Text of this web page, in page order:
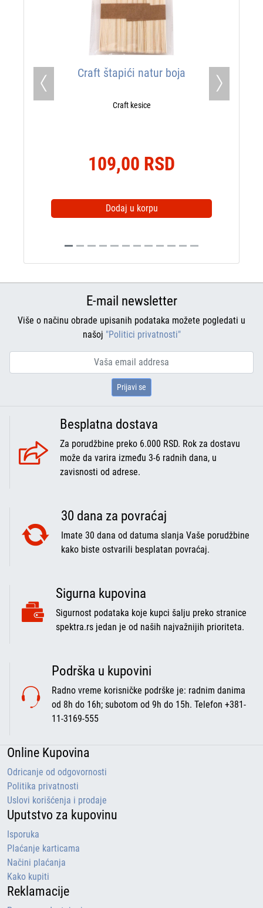
Craft štapići natur boja
Craft kesice
109,00 RSD
Dodaj u korpu
Previous Next
E-mail newsletter
Više o načinu obrade upisanih podataka možete pogledati u
našoj "Politici privatnosti"
Prijavi se
Besplatna dostava
Za porudžbine preko 6.000 RSD. Rok za dostavu
može da varira između 3-6 radnih dana, u
zavisnosti od adrese.
30 dana za povraćaj
Imate 30 dana od datuma slanja Vaše porudžbine
kako biste ostvarili besplatan povraćaj.
Sigurna kupovina
Sigurnost podataka koje kupci šalju preko stranice
spektra.rs jedan je od naših najvažnijih prioriteta.
Podrška u kupovini
Radno vreme korisničke podrške je: radnim danima
od 8h do 16h; subotom od 9h do 15h. Telefon +381-
11-3169-555
Online Kupovina
Odricanje od odgovornosti
Politika privatnosti
Uslovi korišćenja i prodaje
Uputstvo za kupovinu
Isporuka
Plaćanje karticama
Načini plaćanja
Kako kupiti
Reklamacije